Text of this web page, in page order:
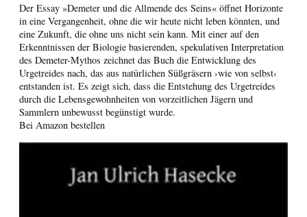
Der Essay »Demeter und die Allmende des Seins« öffnet Horizonte
in eine Vergangenheit, ohne die wir heute nicht leben könnten, und
eine Zukunft, die ohne uns nicht sein kann. Mit einer auf den
Erkenntnissen der Biologie basierenden, spekulativen Interpretation
des Demeter-Mythos zeichnet das Buch die Entwicklung des
Urgetreides nach, das aus natürlichen Süßgräsern ›wie von selbst‹
entstanden ist. Es zeigt sich, dass die Entstehung des Urgetreides
durch die Lebensgewohnheiten von vorzeitlichen Jägern und
Sammlern unbewusst begünstigt wurde.
Bei Amazon bestellen